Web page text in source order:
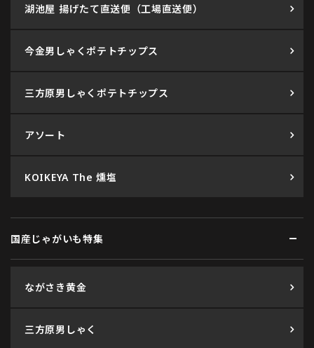
湖池屋 揚げたて直送便（工場直送便）
今金男しゃくポテトチップス
三方原男しゃくポテトチップス
アソート
KOIKEYA The 燻塩
国産じゃがいも特集
ながさき黄金
三方原男しゃく